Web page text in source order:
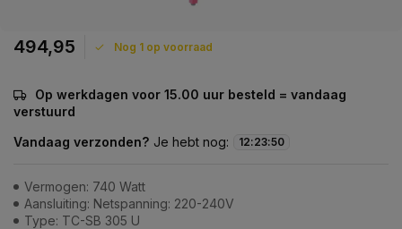
494,95 Nog 1 op voorraad
Op werkdagen voor 15.00 uur besteld = vandaag
verstuurd
Vandaag verzonden? Je hebt nog: 12:23:50
Vermogen: 740 Watt
Aansluiting: Netspanning: 220-240V
Type: TC-SB 305 U